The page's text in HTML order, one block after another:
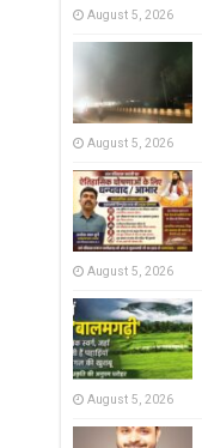
August 5, 2026
August 5, 2026
August 5, 2026
August 5, 2026